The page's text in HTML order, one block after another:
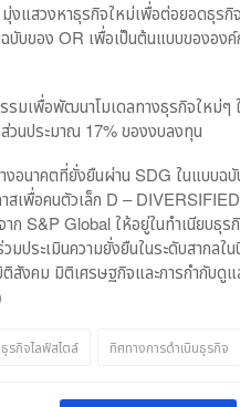
แสวงหาธุรกิจใหม่เพื่อต่อยอดธุร
บับของ OR เพื่อเป็นต้นแบบของอ
รมเพื่อพัฒนาโมเดลทางธุรกิจใหม่
วนประมาณ 17% ของงบลงทุน
อนาคตที่ยั่งยืนผ่าน SDG ในแบบฉ
สเพื่อคนตัวเล็ก D –
าก S&P Global ให้อยู่ในทำเนียบ
มประเมินความยั่งยืนในระดับสากล
งคม มิติเศรษฐกิจและการกำกับดู
รกิจไลฟ์สไตล์ ทิศทางการดำเนินธุรกิจ